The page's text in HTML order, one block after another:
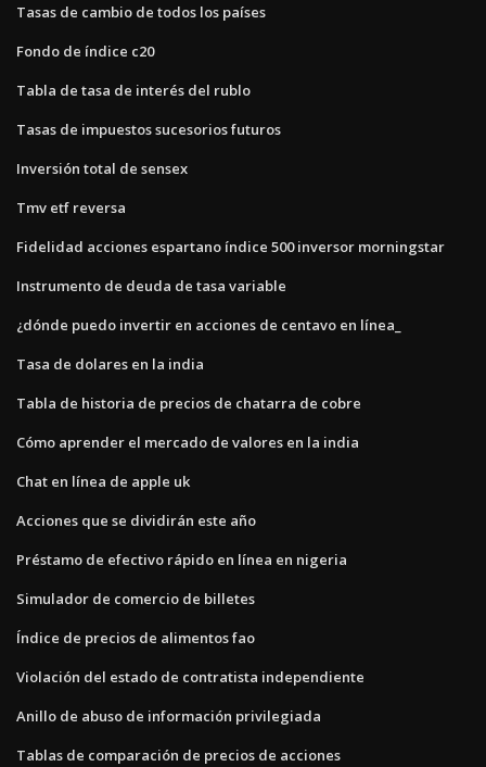
Tasas de cambio de todos los países
Fondo de índice c20
Tabla de tasa de interés del rublo
Tasas de impuestos sucesorios futuros
Inversión total de sensex
Tmv etf reversa
Fidelidad acciones espartano índice 500 inversor morningstar
Instrumento de deuda de tasa variable
¿dónde puedo invertir en acciones de centavo en línea_
Tasa de dolares en la india
Tabla de historia de precios de chatarra de cobre
Cómo aprender el mercado de valores en la india
Chat en línea de apple uk
Acciones que se dividirán este año
Préstamo de efectivo rápido en línea en nigeria
Simulador de comercio de billetes
Índice de precios de alimentos fao
Violación del estado de contratista independiente
Anillo de abuso de información privilegiada
Tablas de comparación de precios de acciones